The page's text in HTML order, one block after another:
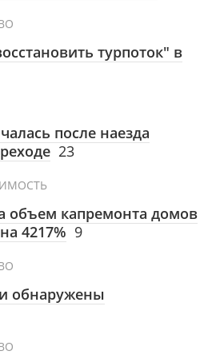
турпоток" в
после наезда
23
объем капремонта домов
4217% 9
обнаружены